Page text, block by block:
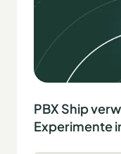
PBX Ship
Experimente